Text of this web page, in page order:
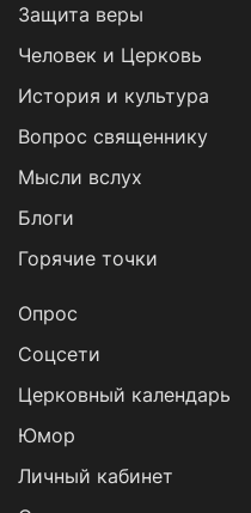
Защита веры
Человек и Церковь
История и культура
Вопрос священнику
Мысли вслух
Блоги
Горячие точки
Опрос
Cоцсети
Церковный календарь
Юмор
Личный кабинет